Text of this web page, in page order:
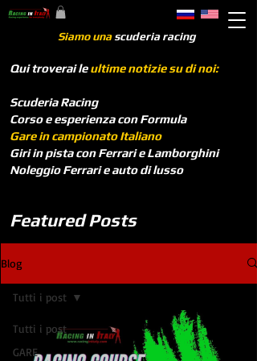
Siamo unascuderia racing
Qui troverai leultime notizie su di noi:
Scuderia Racing
Corso e esperienza con Formula
Gare in campionato Italiano
Giri in pista con Ferrari e Lamborghini
Noleggio Ferrari e auto di lusso
Featured Posts
Blog
Tutti i post
GARE
Tutti i post